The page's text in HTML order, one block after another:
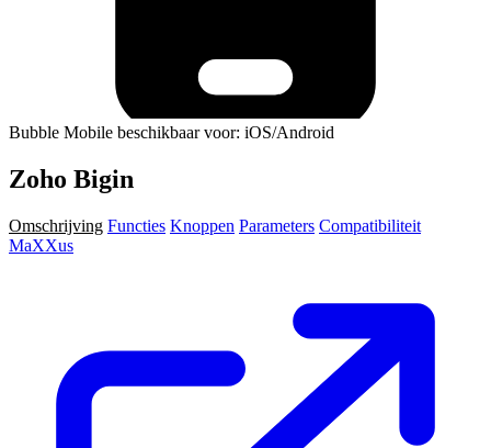
Bubble Mobile beschikbaar voor: iOS/Android
Zoho Bigin
Omschrijving Functies Knoppen Parameters Compatibiliteit
MaXXus